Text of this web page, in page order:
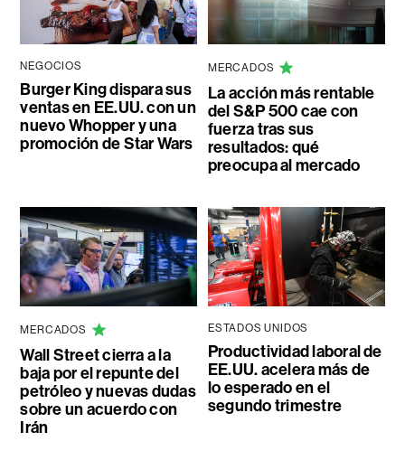
NEGOCIOS
Burger King dispara sus
ventas en EE.UU. con un
nuevo Whopper y una
promoción de Star Wars
MERCADOS
La acción más rentable
del S&P 500 cae con
fuerza tras sus
resultados: qué
preocupa al mercado
MERCADOS
Wall Street cierra a la
baja por el repunte del
petróleo y nuevas dudas
sobre un acuerdo con
Irán
ESTADOS UNIDOS
Productividad laboral de
EE.UU. acelera más de
lo esperado en el
segundo trimestre